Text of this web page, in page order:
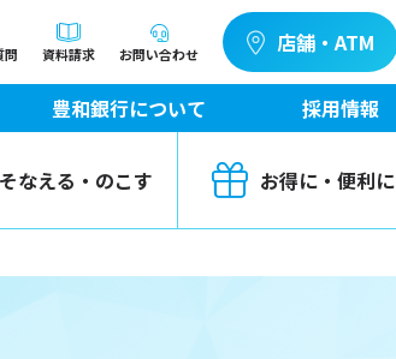
問 資料請求 お問い合わせ 店舗・ATM
豊和銀行について 採用情報
そなえる・のこす お得に・便利に